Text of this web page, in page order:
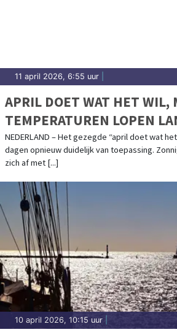
11 april 2026, 6:55 uur
APRIL DOET WAT HET WIL,
TEMPERATUREN LOPEN
NEDERLAND – Het gezegde “april doet wat
dagen opnieuw duidelijk van toepassing.
zich af met [...]
10 april 2026, 10:15 uur